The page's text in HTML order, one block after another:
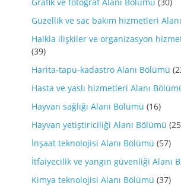
Güzellik ve sac bakım hizmetleri
Halkla ilişkiler ve organizasyon
(39)
Harita-tapu-kadastro Alanı Bölümü
Hasta ve yaslı hizmetleri Alanı
Hayvan sağlığı Alanı Bölümü (16)
Hayvan yetiştiriciliği Alanı Bölümü
İnşaat teknolojisi Alanı Bölümü (57)
İtfaiyecilik ve yangın güvenliği Alanı
Kimya teknolojisi Alanı Bölümü (37)